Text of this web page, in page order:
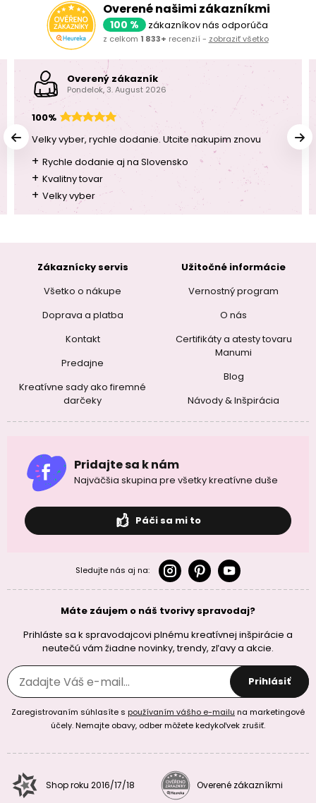
Overené našimi zákazníkmi
100 % zákazníkov nás odporúča
z celkom 1 833+ recenzií - zobraziť všetko
Overený zákazník
Pondelok, 3. August 2026
100%
Velky vyber, rychle dodanie. Utcite nakupim znovu
+ Rychle dodanie aj na Slovensko
+ Kvalitny tovar
+ Velky vyber
Zákaznícky servis
Všetko o nákupe
Doprava a platba
Kontakt
Predajne
Kreatívne sady ako firemné
darčeky
Užitočné informácie
Vernostný program
O nás
Certifikáty a atesty tovaru
Manumi
Blog
Návody & Inšpirácia
Pridajte sa k nám
Najväčšia skupina pre všetky kreatívne duše
Páči sa mi to
Sledujte nás aj na:
Máte záujem o náš tvorivy spravodaj?
Prihláste sa k spravodajcovi plnému kreatívnej inšpirácie a
neutečú vám žiadne novinky, trendy, zľavy a akcie.
Prihlásiť
Zaregistrovaním súhlasíte s používaním vášho e-mailu na marketingové
účely. Nemajte obavy, odber môžete kedykoľvek zrušiť.
Shop roku 2016/17/18 Overené zákazníkmi